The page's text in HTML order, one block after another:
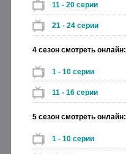
11 - 20 серии
21 - 24 серии
4 сезон смотреть онлайн:
1 - 10 серии
11 - 16 серии
5 сезон смотреть онлайн:
1 - 10 серии